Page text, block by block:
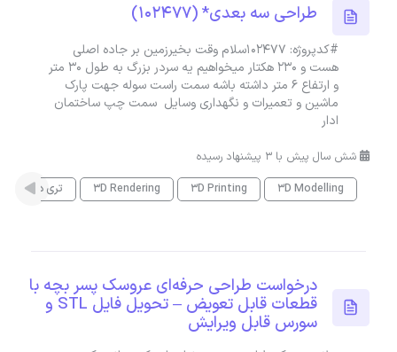
طراحی سه بعدی* (102477)
#کدپروژه: 102477سلام وقت بخیرزمین بر جاده اصلی
هست و ۲۳۰ هکتار میخواهیم یه سردر بزرگ به طول ۳۰ متر
و ارتفاع ۶ متر داشته باشه سمت راست سوله جهت پارک
ماشین و تعمیرات و نگهداری وسایل سمت چپ ساختمان
ادار
شش سال پیش با 3 پیشنهاد رسیده
3D Modelling
3D Printing
3D Rendering تری دی
درخواست طراحی حرفه‌ای عروسک پسر بچه با
قطعات قابل تعویض – تحویل فایل STL و
سورس قابل ویرایش